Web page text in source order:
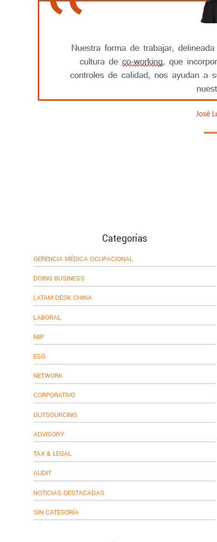
Categorías
GERENCIA MÉDICA OCUPACIONAL
DOING BUSINESS
LATAM DESK CHINA
LABORAL
NIIF
ESG
NETWORK
CORPORATIVO
OUTSOURCING
ADVISORY
TAX & LEGAL
AUDIT
NOTICIAS DESTACADAS
SIN CATEGORÍA